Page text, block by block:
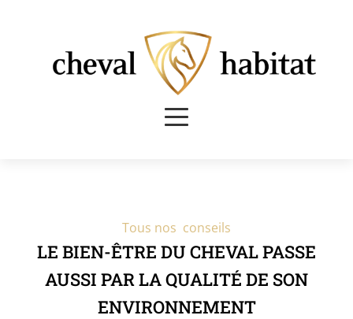
Tous nos conseils
LE BIEN-ÊTRE DU CHEVAL PASSE
AUSSI PAR LA QUALITÉ DE SON
ENVIRONNEMENT